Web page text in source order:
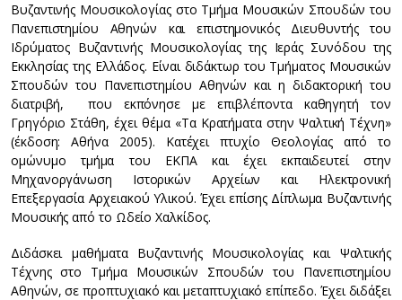
Βυζαντινής Μουσικολογίας στο Τμήμα Μουσικών Σπουδών του
Πανεπιστημίου Αθηνών και επιστημονικός Διευθυντής του
Ιδρύματος Βυζαντινής Μουσικολογίας της Ιεράς Συνόδου της
Εκκλησίας της Ελλάδος. Είναι διδάκτωρ του Τμήματος Μουσικών
Σπουδών του Πανεπιστημίου Αθηνών και η διδακτορική του
διατριβή, που εκπόνησε με επιβλέποντα καθηγητή τον
Γρηγόριο Στάθη, έχει θέμα «Τα Κρατήματα στην Ψαλτική Τέχνη»
(έκδοση: Αθήνα 2005). Κατέχει πτυχίο Θεολογίας από το
ομώνυμο τμήμα του ΕΚΠΑ και έχει εκπαιδευτεί στην
Μηχανοργάνωση Ιστορικών Αρχείων και Ηλεκτρονική
Επεξεργασία Αρχειακού Υλικού. Έχει επίσης Δίπλωμα Βυζαντινής
Μουσικής από το Ωδείο Χαλκίδος.
Διδάσκει μαθήματα Βυζαντινής Μουσικολογίας και Ψαλτικής
Τέχνης στο Τμήμα Μουσικών Σπουδών του Πανεπιστημίου
Αθηνών, σε προπτυχιακό και μεταπτυχιακό επίπεδο. Έχει διδάξει